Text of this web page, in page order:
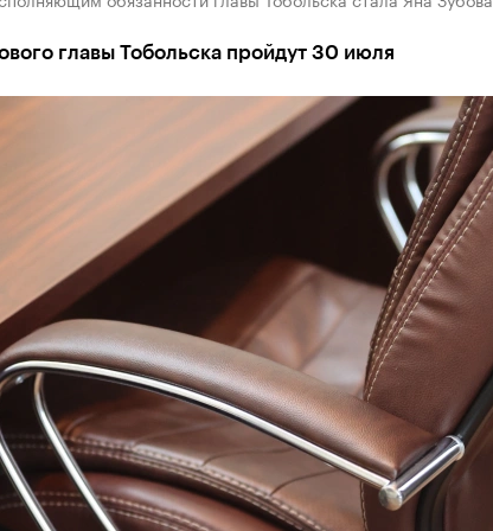
главы Тобольска пройдут 30 июля